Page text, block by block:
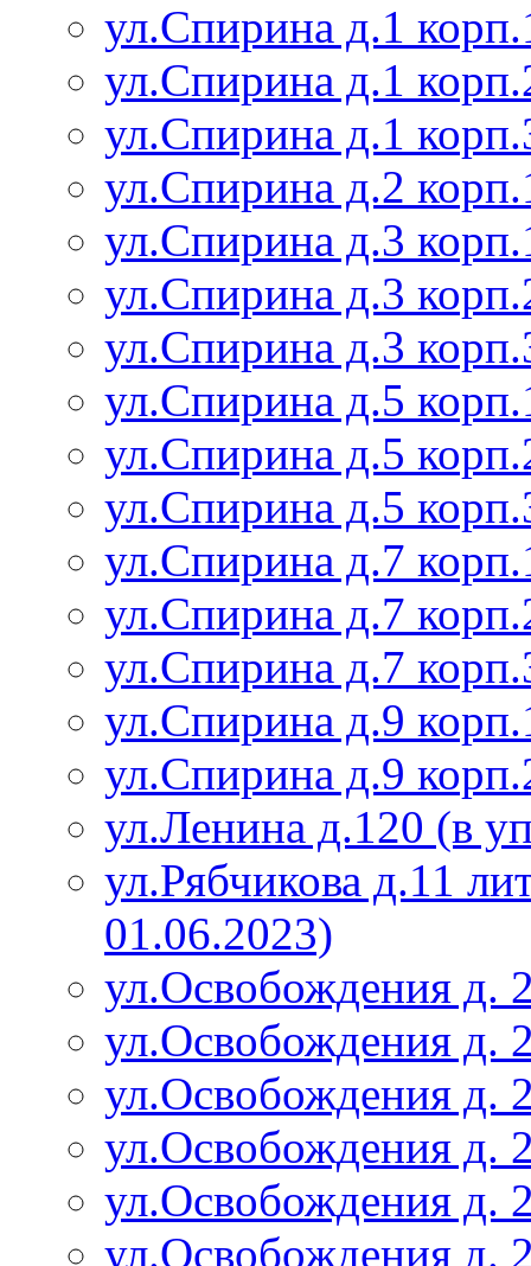
ул.Спирина д.1
ул.Спирина д.1
ул.Спирина д.1
ул.Спирина д.2
ул.Спирина д.3
ул.Спирина д.3
ул.Спирина д.3
ул.Спирина д.5
ул.Спирина д.5
ул.Спирина д.5
ул.Спирина д.7
ул.Спирина д.7
ул.Спирина д.7
ул.Спирина д.9
ул.Спирина д.9
ул.Ленина д.120 (в
ул.Рябчикова д.11
01.06.2023)
ул.Освобождения д.
ул.Освобождения д.
ул.Освобождения д.
ул.Освобождения д.
ул.Освобождения д.
ул.Освобождения д.